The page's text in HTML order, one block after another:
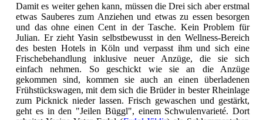
Damit es weiter gehen kann, müssen die Drei sich aber erstmal
etwas Sauberes zum Anziehen und etwas zu essen besorgen
und das ohne einen Cent in der Tasche. Kein Problem für
Julian. Er zieht Yasin selbstbewusst in den Wellness-Bereich
des besten Hotels in Köln und verpasst ihm und sich eine
Frischebehandlung inklusive neuer Anzüge, die sie sich
einfach nehmen. So geschickt wie sie an die Anzüge
gekommen sind, kommen sie auch an einen überladenen
Frühstückswagen, mit dem sich die Brüder in bester Rheinlage
zum Picknick nieder lassen. Frisch gewaschen und gestärkt,
geht es in den "Jeilen Büggl", einem Schwulenvarieté. Dort